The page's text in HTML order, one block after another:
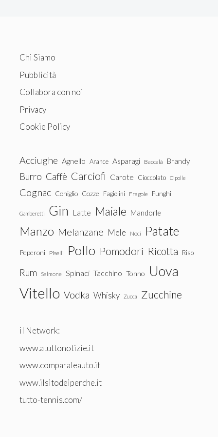
Chi Siamo
Pubblicità
Collabora con noi
Privacy
Cookie Policy
Acciughe Agnello Arance Asparagi Baccalà Brandy
Burro Caffè Carciofi Carote Cioccolato Cipolle
Cognac Coniglio Cozze Fagiolini Fragole Funghi
Gamberetti Gin Latte Maiale Mandorle
Manzo Melanzane Mele Noci Patate
Peperoni Piselli Pollo Pomodori Ricotta Riso
Rum Salmone Spinaci Tacchino Tonno Uova
Vitello Vodka Whisky Zucca Zucchine
il Network:
www.atuttonotizie.it
www.comparaleauto.it
www.ilsitodeiperche.it
tutto-tennis.com/